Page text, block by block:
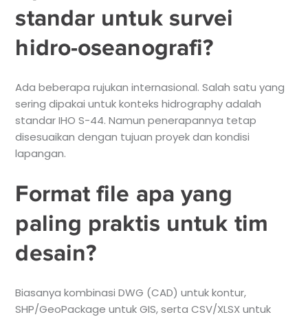
standar untuk survei
hidro-oseanografi?
Ada beberapa rujukan internasional. Salah satu yang
sering dipakai untuk konteks hidrography adalah
standar IHO S-44. Namun penerapannya tetap
disesuaikan dengan tujuan proyek dan kondisi
lapangan.
Format file apa yang
paling praktis untuk tim
desain?
Biasanya kombinasi DWG (CAD) untuk kontur,
SHP/GeoPackage untuk GIS, serta CSV/XLSX untuk